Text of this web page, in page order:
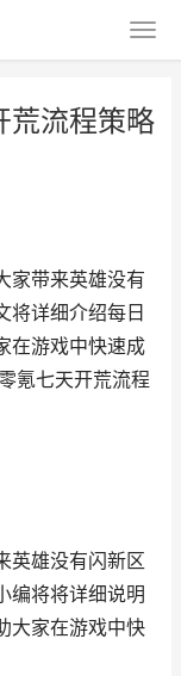
荒流程策略
家带来英雄没有
将详细介绍每日
在游戏中快速成
氪七天开荒流程
英雄没有闪新区
编将将详细说明
大家在游戏中快